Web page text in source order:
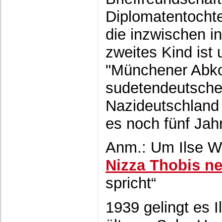
die inzwischen
zweites Kind ist
"Münchener
es noch fünf
Anm.: Um Ilse
Nizza Thobis
spricht“
1939 gelingt es